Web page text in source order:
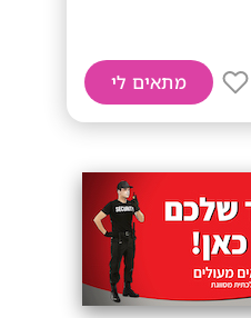
מתאים לי